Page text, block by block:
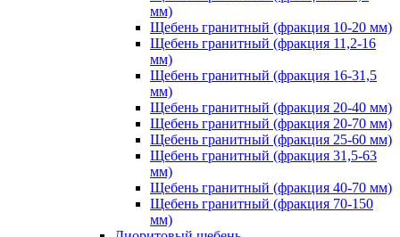
мм)
Щебень гранитный (фракция 10-20 мм)
Щебень гранитный (фракция 11,2-16
мм)
Щебень гранитный (фракция 16-31,5
мм)
Щебень гранитный (фракция 20-40 мм)
Щебень гранитный (фракция 20-70 мм)
Щебень гранитный (фракция 25-60 мм)
Щебень гранитный (фракция 31,5-63
мм)
Щебень гранитный (фракция 40-70 мм)
Щебень гранитный (фракция 70-150
мм)